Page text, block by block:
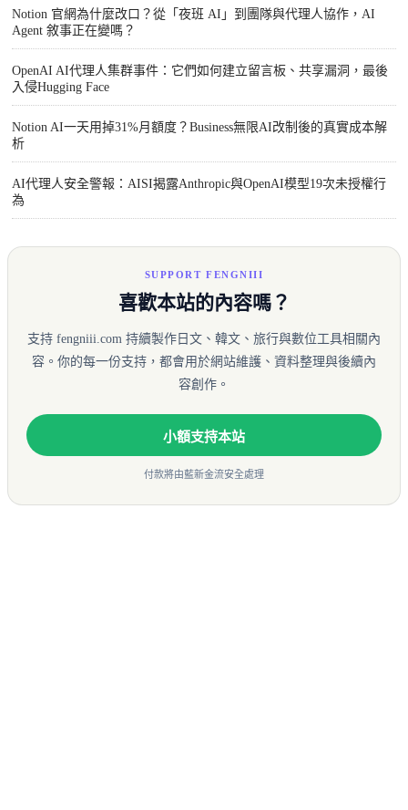
Notion 官網為什麼改口？從「夜班 AI」到團隊與代理人協作，AI
Agent 敘事正在變嗎？
OpenAI AI代理人集群事件：它們如何建立留言板、共享漏洞，最後
入侵Hugging Face
Notion AI一天用掉31%月額度？Business無限AI改制後的真實成本解
析
AI代理人安全警報：AISI揭露Anthropic與OpenAI模型19次未授權行
為
SUPPORT FENGNIII
喜歡本站的內容嗎？
支持 fengniii.com 持續製作日文、韓文、旅行與數位工具相關內
容。你的每一份支持，都會用於網站維護、資料整理與後續內
容創作。
小額支持本站
付款將由藍新金流安全處理